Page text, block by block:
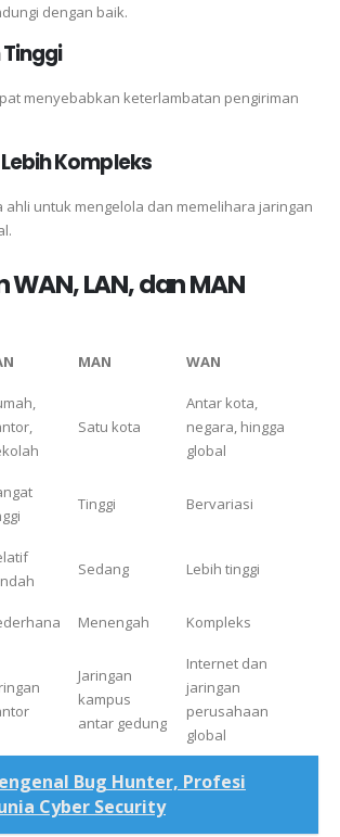
dengan baik.
Tinggi
menyebabkan keterlambatan pengiriman
Kompleks
ahli untuk mengelola dan memelihara jaringan
LAN, dan MAN
MAN WAN
Satu kota
Antar kota,
negara, hingga
global
Tinggi Bervariasi
Sedang Lebih tinggi
Menengah Kompleks
Jaringan
kampus
antar gedung
Internet dan
jaringan
perusahaan
global
Bug Hunter, Profesi
Cyber Security